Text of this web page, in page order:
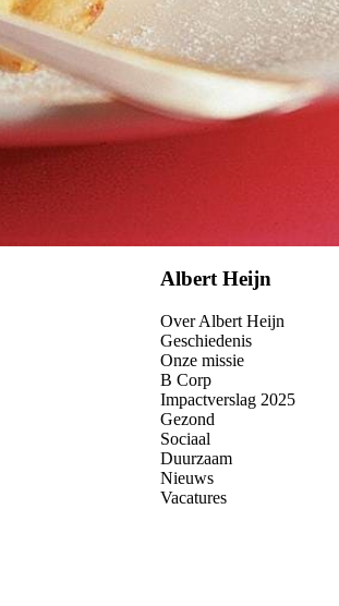
Albert Heijn
Over Albert Heijn
Geschiedenis
Onze missie
B Corp
Impactverslag 2025
Gezond
Sociaal
Duurzaam
Nieuws
Vacatures